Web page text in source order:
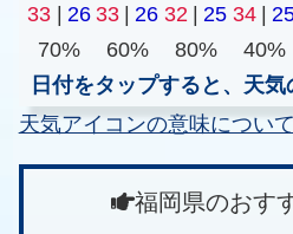
33 | 26 33 | 26 32 | 25 34 |
70%
60% 80% 40%
日付をタップすると、天
天気アイコンの意味について
福岡県のおす